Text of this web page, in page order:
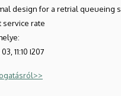
design for a retrial queueing
rate
11:10 I207